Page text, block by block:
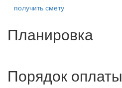
получить смету
Планировка
Порядок оплаты